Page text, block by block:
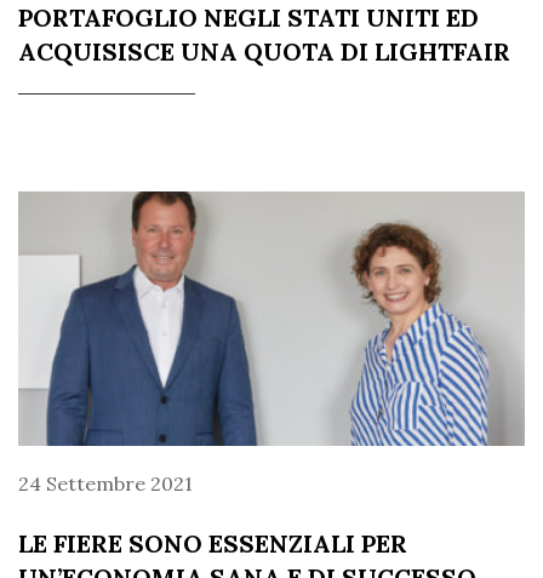
PORTAFOGLIO NEGLI STATI UNITI ED
ACQUISISCE UNA QUOTA DI LIGHTFAIR
24 Settembre 2021
LE FIERE SONO ESSENZIALI PER